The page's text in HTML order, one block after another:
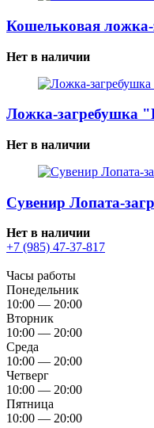
Кошельковая ложка-
Нет в наличии
Ложка-загребушка
Нет в наличии
Сувенир Лопата-
Нет в наличии
+7 (985) 47-37-817
Часы работы
Понедельник
10:00 — 20:00
Вторник
10:00 — 20:00
Среда
10:00 — 20:00
Четверг
10:00 — 20:00
Пятница
10:00 — 20:00